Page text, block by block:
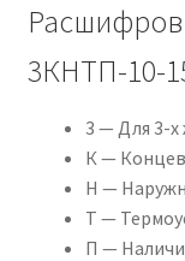
3КНТП-10-
3 — Для 3-х
К —
Н —
Т —
П —